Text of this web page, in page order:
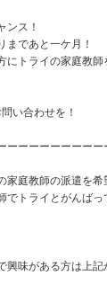
ンス！
まであと一ケ月！
にトライの家庭教
い合わせを！
ーーーーーーーーー
家庭教師の派遣を
でトライとがんば
興味がある方は上記